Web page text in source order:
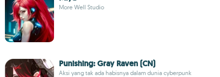
More Well Studio
Punishing: Gray Raven (CN)
Aksi yang tak ada habisnya dalam dunia cyberpunk